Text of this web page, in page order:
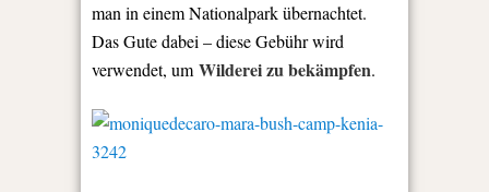
man in einem Nationalpark übernachtet.
Das Gute dabei – diese Gebühr wird
verwendet, um Wilderei zu bekämpfen.